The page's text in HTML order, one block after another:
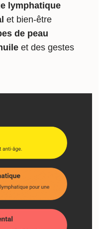
lymphatique
et bien-être
de peau
et des gestes